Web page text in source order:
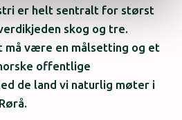
er helt sentralt for størst
skog og tre.
må være en målsetting og et
offentlige
de land vi naturlig møter i